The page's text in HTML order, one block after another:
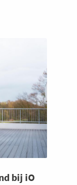
bij iO